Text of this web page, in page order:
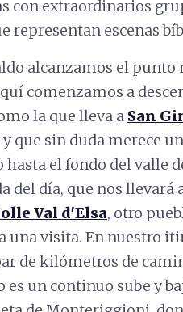
con extraordinarios
representan escenas
alcanzamos el punto
comenzamos a
la que lleva a San
que sin duda merece
el fondo del valle
del día, que nos llevará
Val d'Elsa, otro
una visita. En nuestro
de kilómetros de
un continuo sube y